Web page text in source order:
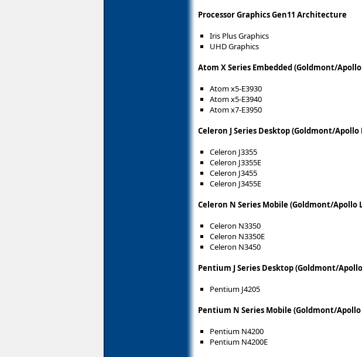
Processor Graphics Gen11 Architecture
Iris Plus Graphics
UHD Graphics
Atom X Series Embedded (Goldmont/
Atom x5-E3930
Atom x5-E3940
Atom x7-E3950
Celeron J Series Desktop (Goldmont/Apollo
Celeron J3355
Celeron J3355E
Celeron J3455
Celeron J3455E
Celeron N Series Mobile (Goldmont/Apollo
Celeron N3350
Celeron N3350E
Celeron N3450
Pentium J Series Desktop (Goldmont/
Pentium J4205
Pentium N Series Mobile (Goldmont/Apollo
Pentium N4200
Pentium N4200E